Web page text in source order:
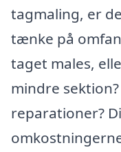
tagmaling, er
tænke på
taget males,
mindre
reparationer?